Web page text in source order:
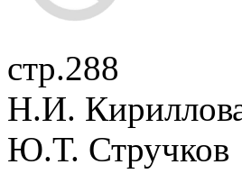
стр.288
Н.И.
Ю.Т. Стручков